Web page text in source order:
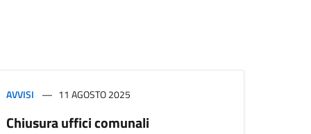
AVVISI 11 AGOSTO 2025
Chiusura uffici comunali